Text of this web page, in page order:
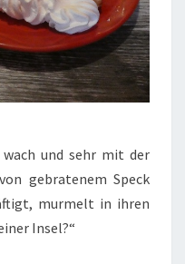
und sehr mit der
gebratenem Speck
murmelt in ihren
Insel?“